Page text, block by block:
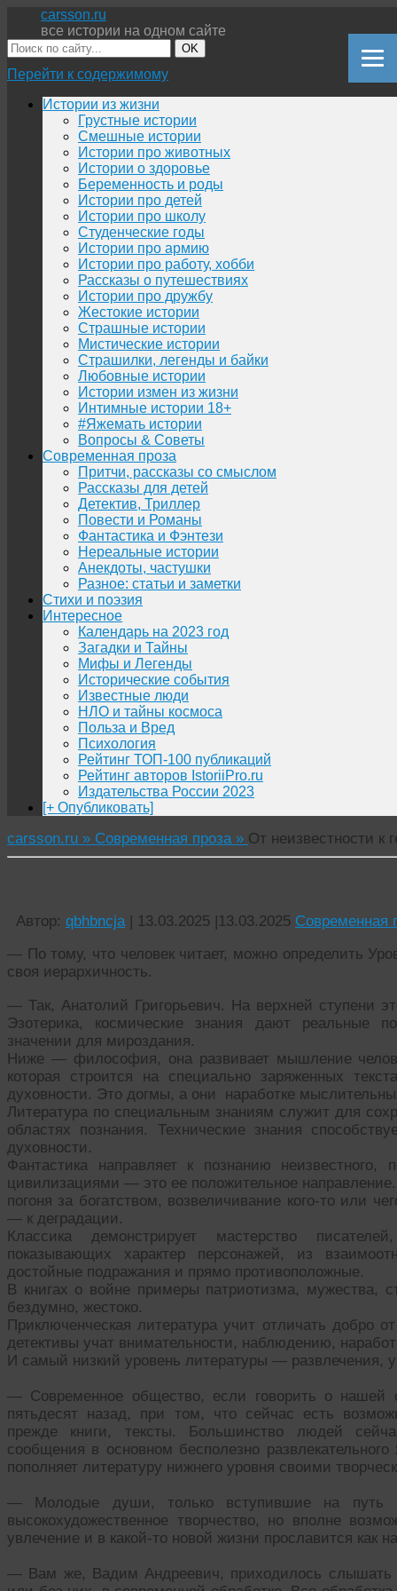
carsson.ru
все истории на одном сайте
OK
Перейти к содержимому
Истории из жизни
Грустные истории
Смешные истории
Истории про животных
Истории о здоровье
Беременность и роды
Истории про детей
Истории про школу
Студенческие годы
Истории про армию
Истории про работу, хобби
Рассказы о путешествиях
Истории про дружбу
Жестокие истории
Страшные истории
Мистические истории
Страшилки, легенды и байки
Любовные истории
Истории измен из жизни
Интимные истории 18+
#Яжемать истории
Вопросы & Советы
Современная проза
Притчи, рассказы со смыслом
Рассказы для детей
Детектив, Триллер
Повести и Романы
Фантастика и Фэнтези
Нереальные истории
Анекдоты, частушки
Разное: статьи и заметки
Стихи и поэзия
Интересное
Календарь на 2023 год
Загадки и Тайны
Мифы и Легенды
Исторические события
Известные люди
НЛО и тайны космоса
Польза и Вред
Психология
Рейтинг ТОП-100 публикаций
Рейтинг авторов IstoriiPro.ru
Издательства России 2023
[+ Опубликовать]
carsson.ru » Современная проза » От неизвестности к
Автор: qbhbncja | 13.03.2025 |13.03.2025 Современная
— По тому, что человек читает, можно определить
своя иерархичность.
— Так, Анатолий Григорьевич. На верхней ступени
Эзотерика, космические знания дают реальные
значении для мироздания.
Ниже — философия, она развивает мышление
которая строится на специально заряженных
духовности. Это догмы, а они наработке
Литература по специальным знаниям служит для
областях познания. Технические знания
духовности.
Фантастика направляет к познанию
цивилизациями — это ее положительное
погоня за богатством, возвеличивание кого-то или
— к деградации.
Классика демонстрирует мастерство
показывающих характер персонажей, из
достойные подражания и прямо противоположные.
В книгах о войне примеры патриотизма, мужества,
бездумно, жестоко.
Приключенческая литература учит отличать добро
детективы учат внимательности, наблюдению,
И самый низкий уровень литературы — развлечения,
— Современное общество, если говорить о нашей
пятьдесят назад, при том, что сейчас есть
прежде книги, тексты. Большинство людей
сообщения в основном бесполезно
пополняет литературу нижнего уровня своими
— Молодые души, только вступившие на путь
высокохудожественное творчество, но вполне
увлечение и в какой-то новой жизни прославится как
— Вам же, Вадим Андреевич, приходилось слышать